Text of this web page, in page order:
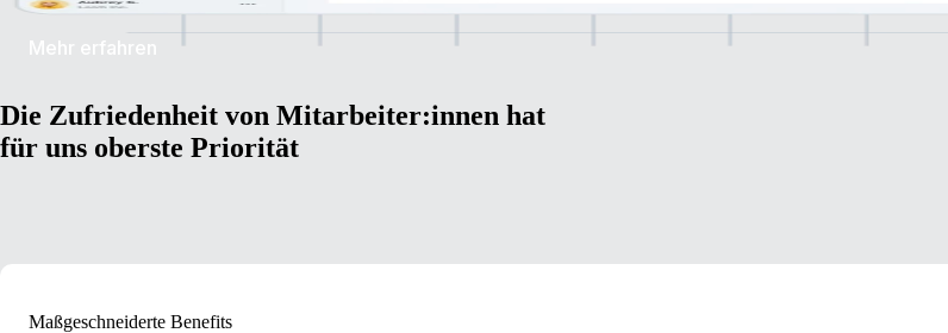
Mehr erfahren
Die Zufriedenheit von Mitarbeiter:innen hat
für uns oberste Priorität
Maßgeschneiderte Benefits